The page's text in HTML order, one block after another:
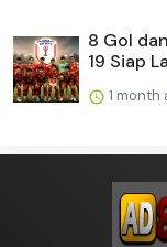
8 Gol
19 Siap
1 month